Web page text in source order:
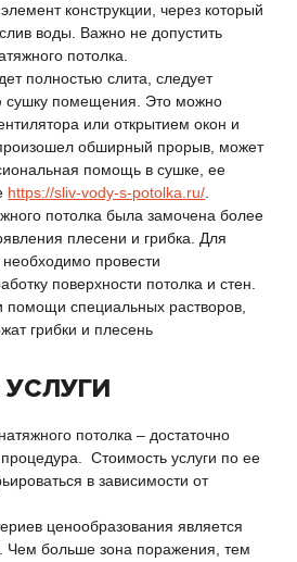
конструкции, через который
воды. Важно не допустить
потолка.
полностью слита, следует
сушку помещения. Это можно
или открытием окон и
обширный прорыв, может
помощь в сушке, ее
https://sliv-vody-s-potolka.ru/
потолка была замочена более
плесени и грибка. Для
провести
поверхности потолка и стен.
помощи специальных растворов,
грибки и плесень
потолка – достаточно
Стоимость услуги по ее
в зависимости от
ценообразования является
Чем больше зона поражения, тем